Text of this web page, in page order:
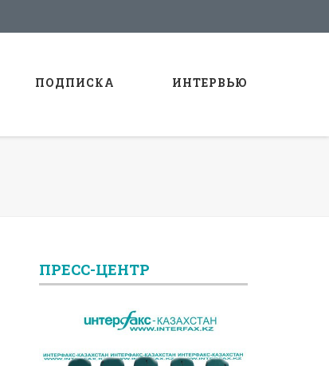
ПОДПИСКА ИНТЕРВЬЮ
ПРЕСС-ЦЕНТР